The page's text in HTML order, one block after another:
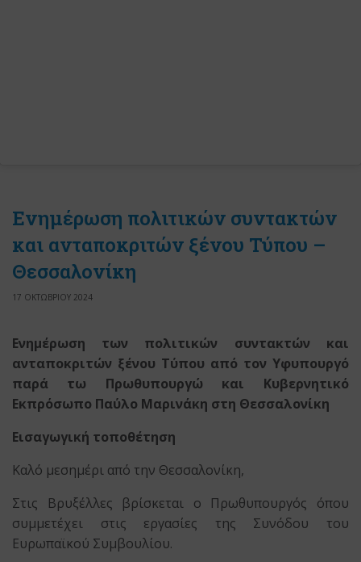
Ενημέρωση πολιτικών συντακτών
και ανταποκριτών ξένου Τύπου –
Θεσσαλονίκη
17 ΟΚΤΩΒΡΙΟΥ 2024
Ενημέρωση των πολιτικών συντακτών και
ανταποκριτών ξένου Τύπου από τον Υφυπουργό
παρά τω Πρωθυπουργώ και Κυβερνητικό
Εκπρόσωπο Παύλο Μαρινάκη στη Θεσσαλονίκη
Εισαγωγική τοποθέτηση
Καλό μεσημέρι από την Θεσσαλονίκη,
Στις Βρυξέλλες βρίσκεται ο Πρωθυπουργός όπου
συμμετέχει στις εργασίες της Συνόδου του
Ευρωπαϊκού Συμβουλίου.